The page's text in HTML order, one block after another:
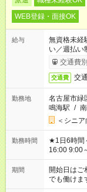
WEB登録・面接OK
給与
無資格未
い／週払い
完了次第の
交通費
交通費 交
勤務地
名古屋市緑
鳴海駅 /
＜シニ
勤務時間
★1日6時間～の時短シ
16:00 9:00～
場合、他の
ん ※法令に
となります
短時間・短
期間
開始日は
でも働けま